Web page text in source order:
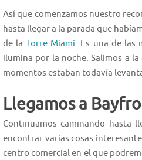
Así que comenzamos nuestro
hasta llegar a la parada que
de la Torre Miami. Es una de las
ilumina por la noche. Salimos a
momentos estaban todavía
Llegamos a
Continuamos caminando hasta
encontrar varias cosas
centro comercial en el que